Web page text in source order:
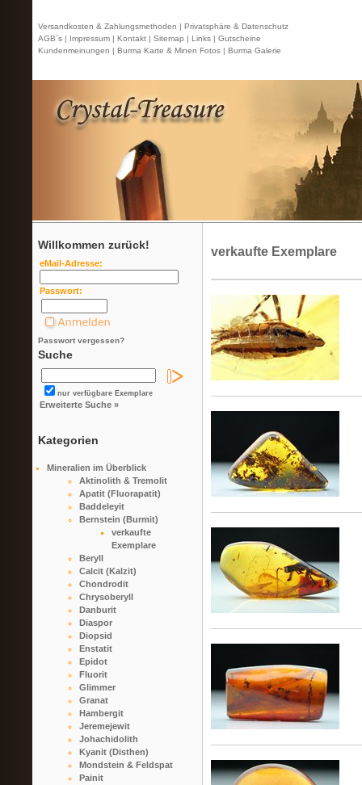
Versandkosten & Zahlungsmethoden | Privatsphäre & Datenschutz
AGB`s | Impressum | Kontakt | Sitemap | Links | Gutscheine
Kundenmeinungen | Burma Karte & Minen Fotos | Burma Galerie
Willkommen zurück!
eMail-Adresse:
Passwort:
Passwort vergessen?
Suche
nur verfügbare Exemplare
Erweiterte Suche »
Kategorien
Mineralien im Überblick
Aktinolith & Tremolit
Apatit (Fluorapatit)
Baddeleyit
Bernstein (Burmit)
verkaufte
Exemplare
Beryll
Calcit (Kalzit)
Chondrodit
Chrysoberyll
Danburit
Diaspor
Diopsid
Enstatit
Epidot
Fluorit
Glimmer
Granat
Hambergit
Jeremejewit
Johachidolith
Kyanit (Disthen)
Mondstein & Feldspat
Painit
verkaufte Exemplare